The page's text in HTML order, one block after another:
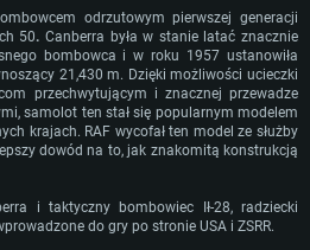
SYSTEMOWE
For MAC
odrzutowym pierwszej generacji
50.Canberra była w stanie latać znacznie
bombowca i w roku 1957 ustanowiła
21,430 m. Dzięki możliwości ucieczki
przechwytującym i znacznej przewadze
samolot ten stał się popularnym modelem
krajach. RAF wycofał ten model ze służby
dowód na to, jak znakomitą konstrukcją
i taktyczny bombowiec Ił-28, radziecki
do gry po stronie USA i ZSRR.